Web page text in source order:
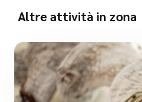
Altre attività in zona